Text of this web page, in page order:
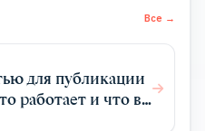
Все →
для публикации
работает и что вы